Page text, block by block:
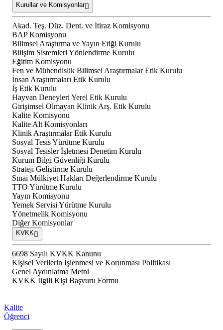
Kurullar ve Komisyonlar
Akad. Teş. Düz. Dent. ve İtiraz Komisyonu
BAP Komisyonu
Bilimsel Araştırma ve Yayın Etiği Kurulu
Bilişim Sistemleri Yönlendirme Kurulu
Eğitim Komisyonu
Fen ve Mühendislik Bilimsel Araştırmalar Etik Kurulu
İnsan Araştırmaları Etik Kurulu
İş Etik Kurulu
Hayvan Deneyleri Yerel Etik Kurulu
Girişimsel Olmayan Klinik Arş. Etik Kurulu
Kalite Komisyonu
Kalite Alt Komisyonları
Klinik Araştırmalar Etik Kurulu
Sosyal Tesis Yürütme Kurulu
Sosyal Tesisler İşletmesi Denetim Kurulu
Kurum Bilgi Güvenliği Kurulu
Strateji Geliştirme Kurulu
Sınai Mülkiyet Hakları Değerlendirme Kurulu
TTO Yürütme Kurulu
Yayın Komisyonu
Yemek Servisi Yürütme Kurulu
Yönetmelik Komisyonu
Diğer Komisyonlar
KVKK
6698 Sayılı KVKK Kanunu
Kişisel Verilerin İşlenmesi ve Korunması Politikası
Genel Aydınlatma Metni
KVKK İlgili Kişi Başvuru Formu
Kalite
Öğrenci